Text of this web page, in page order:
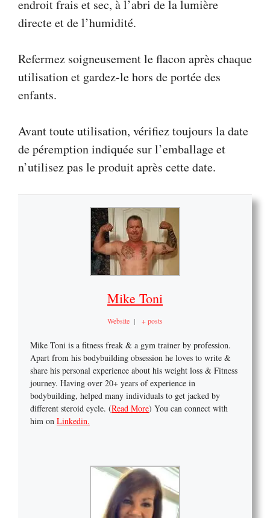
endroit frais et sec, à l’abri de la lumière
directe et de l’humidité.
Refermez soigneusement le flacon après chaque
utilisation et gardez-le hors de portée des
enfants.
Avant toute utilisation, vérifiez toujours la date
de péremption indiquée sur l’emballage et
n’utilisez pas le produit après cette date.
Mike Toni
Website | + posts
Mike Toni is a fitness freak & a gym trainer by profession.
Apart from his bodybuilding obsession he loves to write &
share his personal experience about his weight loss & Fitness
journey. Having over 20+ years of experience in
bodybuilding, helped many individuals to get jacked by
different steroid cycle. (Read More) You can connect with
him on Linkedin.